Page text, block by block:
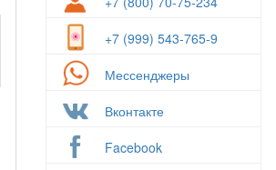
+7 (999) 543-765-9
Мессенджеры
Вконтакте
Facebook